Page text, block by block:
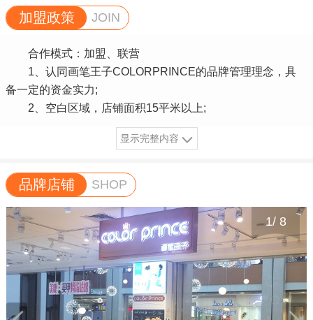
加盟政策 JOIN
合作模式：加盟、联营
1、认同画笔王子COLORPRINCE的品牌管理理念，具
备一定的资金实力;
2、空白区域，店铺面积15平米以上;
显示完整内容
品牌店铺 SHOP
1/8